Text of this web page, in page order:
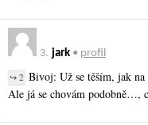
3. jark • profil
↪ 2 Bivoj: Už se těším, jak na
Ale já se chovám podobně…,